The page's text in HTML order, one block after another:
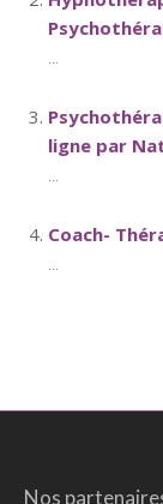
...
ligne par
...
Coach-
...
Nos